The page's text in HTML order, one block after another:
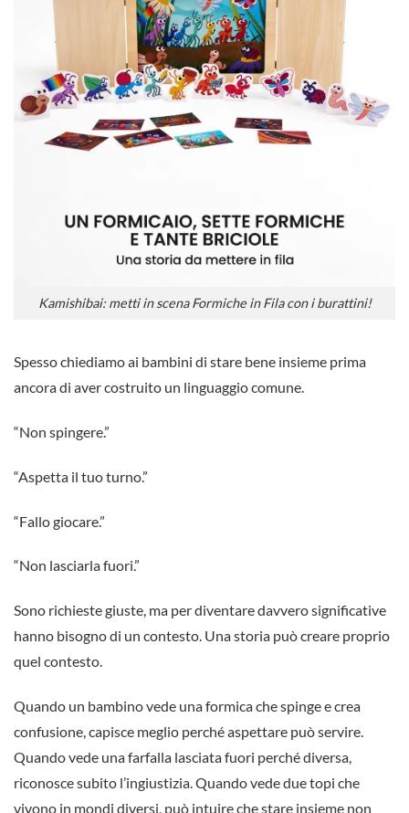
Kamishibai: metti in scena Formiche in Fila con i burattini!
Spesso chiediamo ai bambini di stare bene insieme prima
ancora di aver costruito un linguaggio comune.
“Non spingere.”
“Aspetta il tuo turno.”
“Fallo giocare.”
“Non lasciarla fuori.”
Sono richieste giuste, ma per diventare davvero significative
hanno bisogno di un contesto. Una storia può creare proprio
quel contesto.
Quando un bambino vede una formica che spinge e crea
confusione, capisce meglio perché aspettare può servire.
Quando vede una farfalla lasciata fuori perché diversa,
riconosce subito l’ingiustizia. Quando vede due topi che
vivono in mondi diversi, può intuire che stare insieme non